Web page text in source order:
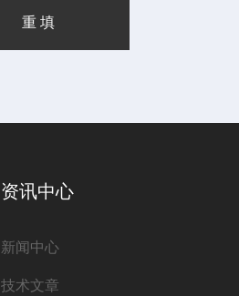
资讯中心
新闻中心
技术文章